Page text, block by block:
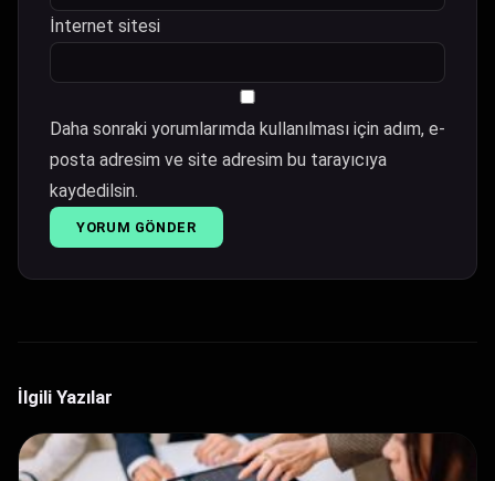
İnternet sitesi
Daha sonraki yorumlarımda kullanılması için adım, e-
posta adresim ve site adresim bu tarayıcıya
kaydedilsin.
İlgili Yazılar